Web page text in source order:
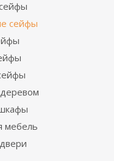
сейфы
мебель